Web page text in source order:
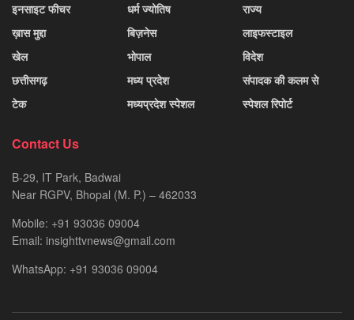
इनसाइट फीचर
ख़ास मुद्दा
खेल
छत्तीसगढ़
टेक
धर्म ज्योतिष
बिज़नेस
भोपाल
मध्य प्रदेश
मध्यप्रदेश स्पेशल
राज्य
लाइफस्टाइल
विदेश
संपादक की कलम से
स्पेशल रिपोर्ट
Contact Us
B-29, IT Park, Badwai
Near RGPV, Bhopal (M. P.) – 462033
Mobile: +91 93036 09004
Email: insighttvnews@gmail.com
WhatsApp: +91 93036 09004